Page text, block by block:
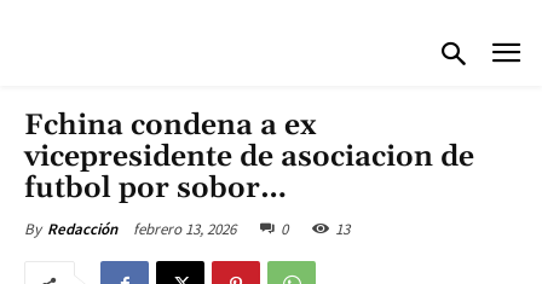
Fchina condena a ex
vicepresidente de asociacion de
futbol por sobor…
By Redacción febrero 13, 2026 0 13